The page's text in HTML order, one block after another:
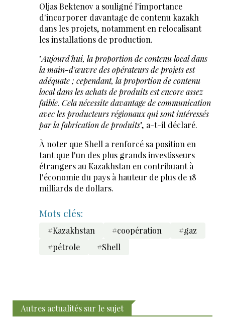
Oljas Bektenov a souligné l'importance
d'incorporer davantage de contenu kazakh
dans les projets, notamment en relocalisant
les installations de production.
"Aujourd'hui, la proportion de contenu local dans
la main-d'œuvre des opérateurs de projets est
adéquate ; cependant, la proportion de contenu
local dans les achats de produits est encore assez
faible. Cela nécessite davantage de communication
avec les producteurs régionaux qui sont intéressés
par la fabrication de produits", a-t-il déclaré.
À noter que Shell a renforcé sa position en
tant que l'un des plus grands investisseurs
étrangers au Kazakhstan en contribuant à
l'économie du pays à hauteur de plus de 18
milliards de dollars.
Mots clés:
#Kazakhstan #coopération
#gaz
#pétrole
#Shell
Autres actualités sur le sujet